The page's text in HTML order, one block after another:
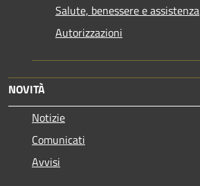
Salute, benessere e assistenza
Autorizzazioni
NOVITÀ
Notizie
Comunicati
Avvisi